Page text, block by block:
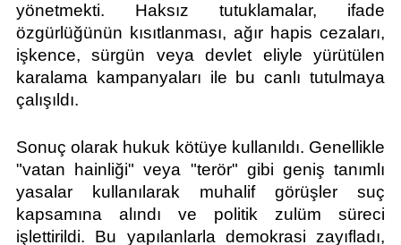
yönetmekti. Haksız tutuklamalar, ifade
özgürlüğünün kısıtlanması, ağır hapis cezaları,
işkence, sürgün veya devlet eliyle yürütülen
karalama kampanyaları ile bu canlı tutulmaya
çalışıldı.
Sonuç olarak hukuk kötüye kullanıldı. Genellikle
"vatan hainliği" veya "terör" gibi geniş tanımlı
yasalar kullanılarak muhalif görüşler suç
kapsamına alındı ve politik zulüm süreci
işlettirildi. Bu yapılanlarla demokrasi zayıfladı,